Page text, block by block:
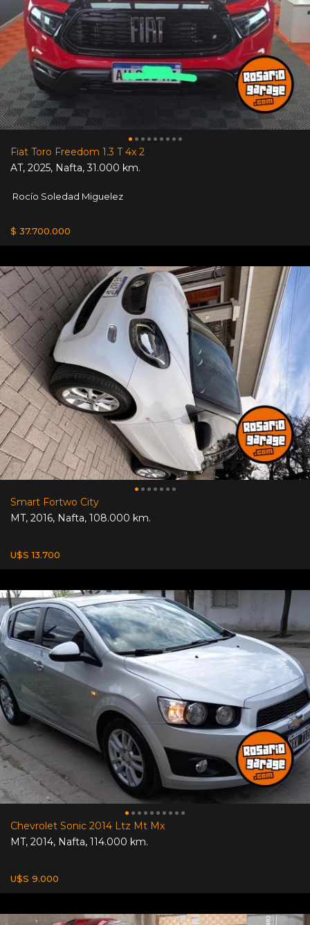
Fiat Toro Freedom 1.3 T 4x 2
AT, 2025, Nafta,31.000 km.
Rocío Soledad Miguelez
$ 37.700.000
Smart Fortwo City
MT, 2016, Nafta, 108.000 km.
U$S 13.700
Chevrolet Sonic 2014 Ltz Mt Mx
MT, 2014, Nafta, 114.000 km.
U$S 9.000